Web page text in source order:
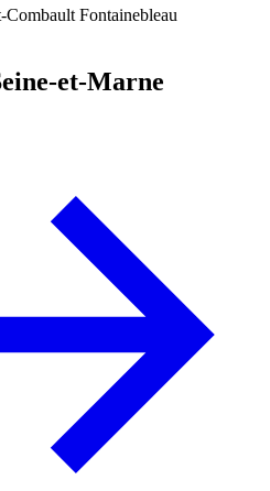
Combault Fontainebleau
et-Marne